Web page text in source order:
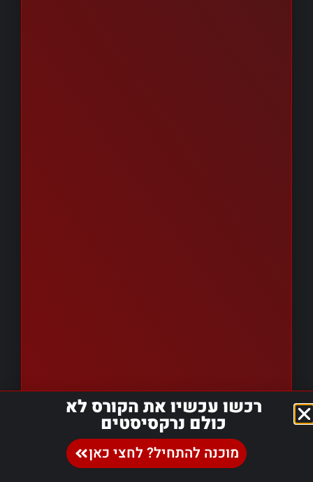
רכשו עכשיו את הקורס לא
כולם נרקסיסטים
מוכנה להתחיל? לחצי כאן